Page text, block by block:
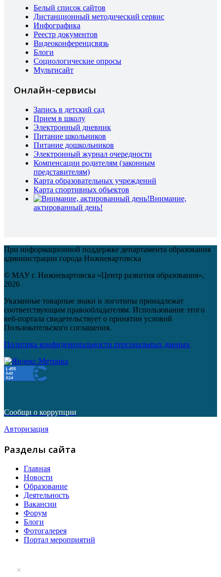
Белый список сайтов
Дистанционный методический сервис
Инфографика
Реестр документов
Видеоконференцсвязь
Блоги
Социологические опросы
Мультисайт
Онлайн-сервисы
Запись в детский сад
Прием в школу
Электронный дневник
Питание школьников
Питание дошкольников
Электронный журнал очередности
Компенсации родителям (законным
представителям)
Карта образовательных учреждений
Карта спортивных объектов
Внимание,
актированный день!
При информационной поддержке департамента образования
администрации города Нижневартовска
© МАУ г. Нижневартовска «Центр развития образования»,
2026
Указанные товарные знаки и логотипы принадлежат
соответствующим правообладателям. Использование этого
веб-портала свидетельствует о принятии условий
Пользовательского соглашения.
Политика конфиденциальности персональных данных
Сообщи о коррупции
Авторизация
Разделы сайта
Главная
Новости
Образование
Деятельность
Вакансии
Форум
Блоги
Фотогалерея
Портал мероприятий
×